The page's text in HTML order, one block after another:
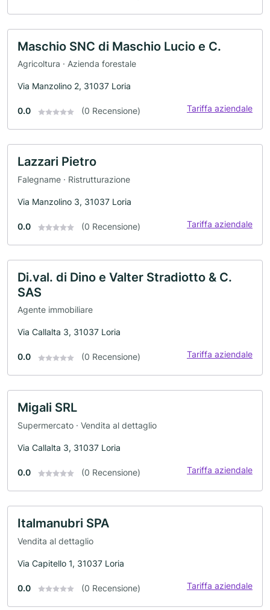
Maschio SNC di Maschio Lucio e C.
Agricoltura · Azienda forestale
Via Manzolino 2, 31037 Loria
0.0 (0 Recensione) Tariffa aziendale
Lazzari Pietro
Falegname · Ristrutturazione
Via Manzolino 3, 31037 Loria
0.0 (0 Recensione) Tariffa aziendale
Di.val. di Dino e Valter Stradiotto & C.
SAS
Agente immobiliare
Via Callalta 3, 31037 Loria
0.0 (0 Recensione) Tariffa aziendale
Migali SRL
Supermercato · Vendita al dettaglio
Via Callalta 3, 31037 Loria
0.0 (0 Recensione) Tariffa aziendale
Italmanubri SPA
Vendita al dettaglio
Via Capitello 1, 31037 Loria
0.0 (0 Recensione) Tariffa aziendale